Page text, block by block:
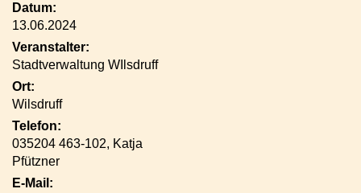
Datum:
13.06.2024
Veranstalter:
Stadtverwaltung WIlsdruff
Ort:
Wilsdruff
Telefon:
035204 463-102, Katja
Pfützner
E-Mail: